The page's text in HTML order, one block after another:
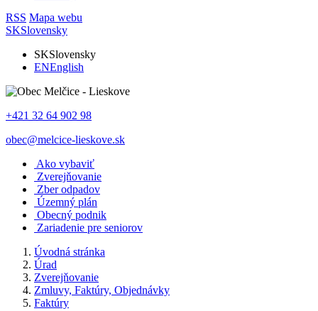
RSS Mapa webu
SKSlovensky
SKSlovensky
ENEnglish
+421 32 64 902 98
obec@melcice-lieskove.sk
Ako vybaviť
Zverejňovanie
Zber odpadov
Územný plán
Obecný podnik
Zariadenie pre seniorov
Úvodná stránka
Úrad
Zverejňovanie
Zmluvy, Faktúry, Objednávky
Faktúry